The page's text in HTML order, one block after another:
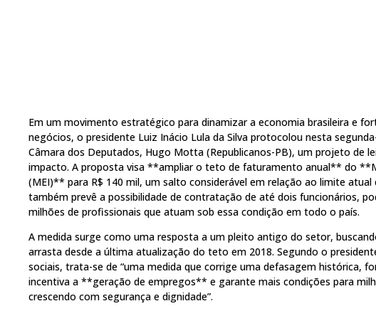
Em um movimento estratégico para dinamizar a economia brasileira e
negócios, o presidente Luiz Inácio Lula da Silva protocolou nesta
Câmara dos Deputados, Hugo Motta (Republicanos-PB), um projeto de
impacto. A proposta visa **ampliar o teto de faturamento anual** do
(MEI)** para R$ 140 mil, um salto considerável em relação ao limite atual
também prevê a possibilidade de contratação de até dois funcionários,
milhões de profissionais que atuam sob essa condição em todo o país.
A medida surge como uma resposta a um pleito antigo do setor,
arrasta desde a última atualização do teto em 2018. Segundo o
sociais, trata-se de “uma medida que corrige uma defasagem histórica,
incentiva a **geração de empregos** e garante mais condições para
crescendo com segurança e dignidade”.